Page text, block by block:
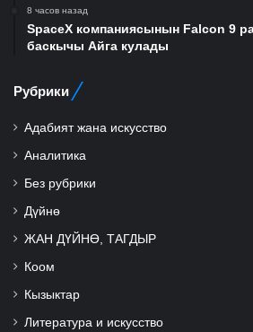
8 часов назад
SpaceX компаниясынын Falcon 9
баскычы Айга кулады
Рубрики
Адабият жана искусство
Аналитика
Без рубрики
Дүйнө
ЖАН ДҮЙНӨ, ТАГДЫР
Коом
Кызыктар
Литература и искусство